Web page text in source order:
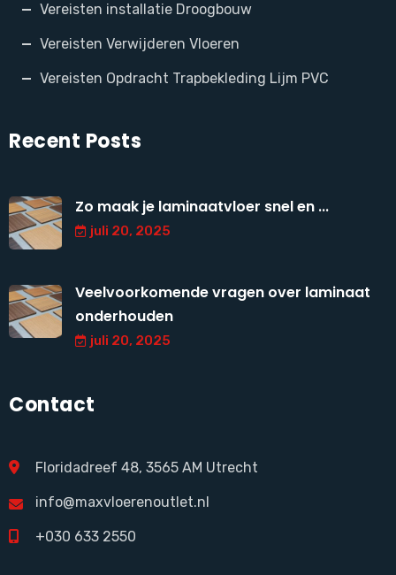
Vereisten installatie Droogbouw
Vereisten Verwijderen Vloeren
Vereisten Opdracht Trapbekleding Lijm PVC
Recent Posts
Zo maak je laminaatvloer snel en ...
juli 20, 2025
Veelvoorkomende vragen over laminaat
onderhouden
juli 20, 2025
Contact
Floridadreef 48, 3565 AM Utrecht
info@maxvloerenoutlet.nl
+030 633 2550